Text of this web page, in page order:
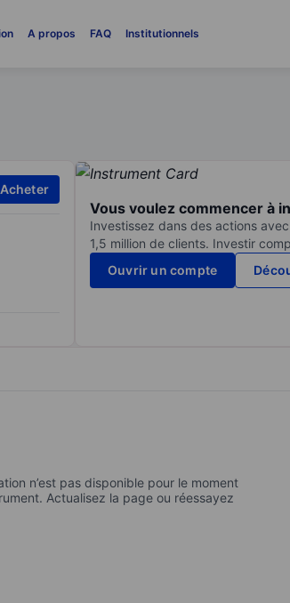
A propos FAQ Institutionnels
Acheter
Vous voulez commencer à
Investissez dans des actions
1,5 million de clients. Investir
Ouvrir un compte
n’est pas disponible pour le moment
Actualisez la page ou réessayez